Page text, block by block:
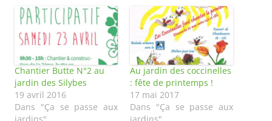
Chantier Butte N°2 au
jardin des Silybes
19 avril 2016
Dans "Ça se passe aux
Au jardin des coccinelles
: fête de printemps !
17 mai 2017
Dans "Ça se passe aux